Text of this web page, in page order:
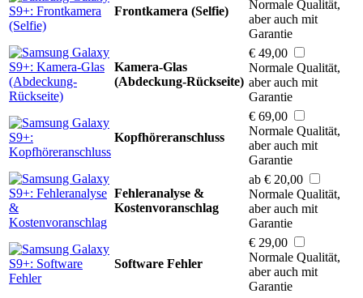
Frontkamera (Selfie)
Normale Qualität,
aber auch mit
Garantie
Kamera-Glas
(Abdeckung-Rückseite)
€ 49,00
Normale Qualität,
aber auch mit
Garantie
Kopfhöreranschluss
€ 69,00
Normale Qualität,
aber auch mit
Garantie
Fehleranalyse &
Kostenvoranschlag
ab € 20,00
Normale Qualität,
aber auch mit
Garantie
Software Fehler
€ 29,00
Normale Qualität,
aber auch mit
Garantie